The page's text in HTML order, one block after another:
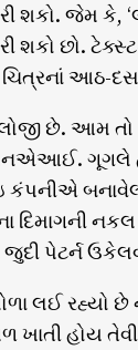
શકો. જેમ કે,
શકો છો.
આઠ-
છે. આમ
ગૂગલે
પેટર્ન
લઈ
હોય